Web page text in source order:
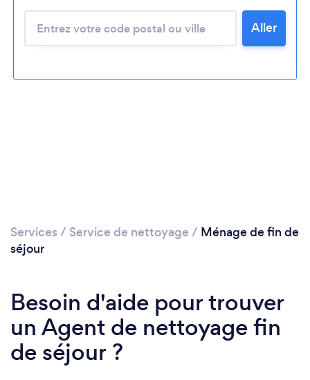
Aller
Services / Service de nettoyage / Ménage de fin de
séjour
Besoin d'aide pour trouver
un Agent de nettoyage fin
de séjour ?